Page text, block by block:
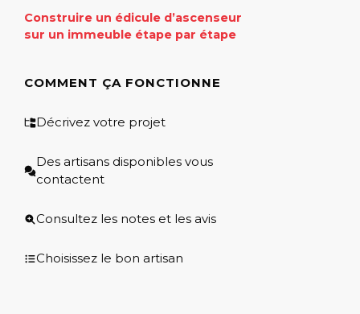
Construire un édicule d’ascenseur
sur un immeuble étape par étape
COMMENT ÇA FONCTIONNE
Décrivez votre projet
Des artisans disponibles vous
contactent
Consultez les notes et les avis
Choisissez le bon artisan